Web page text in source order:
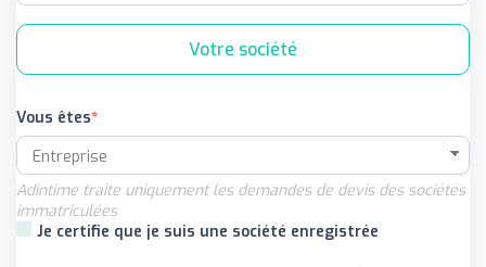
Votre société
Vous êtes
Adintime traite uniquement les demandes de devis des sociétés
immatriculées
Je certifie que je suis une société enregistrée